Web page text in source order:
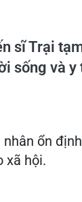
sĩ Trại
sống và y
ổn
xã hội.